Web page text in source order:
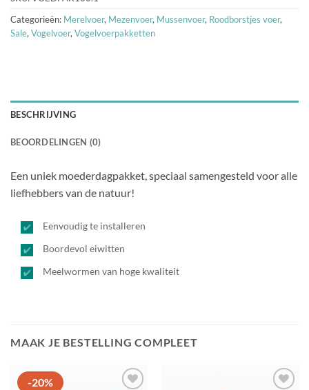
Categorieën: Merelvoer, Mezenvoer, Mussenvoer, Roodborstjes voer,
Sale, Vogelvoer, Vogelvoerpakketten
BESCHRIJVING
BEOORDELINGEN (0)
Een uniek moederdagpakket, speciaal samengesteld voor alle
liefhebbers van de natuur!
Eenvoudig te installeren
Boordevol eiwitten
Meelwormen van hoge kwaliteit
MAAK JE BESTELLING COMPLEET
-20%